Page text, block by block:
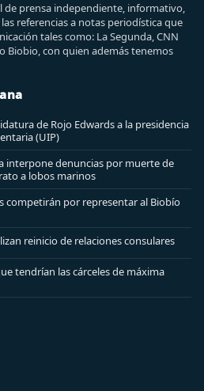
de prensa independiente, informativo,
referencias a notas periodística que
tales como: La Segunda, CNN
Biobio, con quien además tenemos
de Rojo Edwards a la presidencia
(UIP)
interpone denuncias por muerte de
a lobos marinos
competirán por representar al Biobío
reinicio de relaciones consulares
tendrían las cárceles de máxima